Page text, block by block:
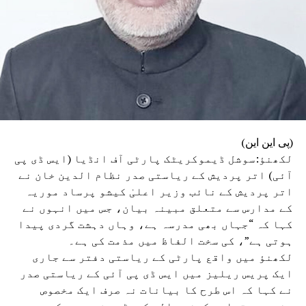
موقع پر پہنچ کر راحت و بچاؤ کے کام میں تیزی لانے
کی ہدایت دی ہے۔ انھوں نے زخمیوں کے مناسب علاج کو
یقینی بنانے اور جاں بحق افراد کے اہل خانہ سے
رابطہ کر کے انہیں ہر ممکن مدد فراہم کرنے کے بھی
احکامات صادر کیے ہیں۔
(پی این این)
لکھنؤ:سوشل ڈیموکریٹک پارٹی آف انڈیا (ایس ڈی پی
آئی) اتر پردیش کے ریاستی صدر نظام الدین خان نے
اتر پردیش کے نائب وزیر اعلیٰ کیشو پرساد موریہ
کے مدارس سے متعلق مبینہ بیان، جس میں انہوں نے
کہا کہ “جہاں بھی مدرسہ ہے، وہاں دہشت گردی پیدا
ہوتی ہے”، کی سخت الفاظ میں مذمت کی ہے۔
لکھنؤ میں واقع پارٹی کے ریاستی دفتر سے جاری
ایک پریس ریلیز میں ایس ڈی پی آئی کے ریاستی صدر
نے کہا کہ اس طرح کا بیانات نہ صرف ایک مخصوص